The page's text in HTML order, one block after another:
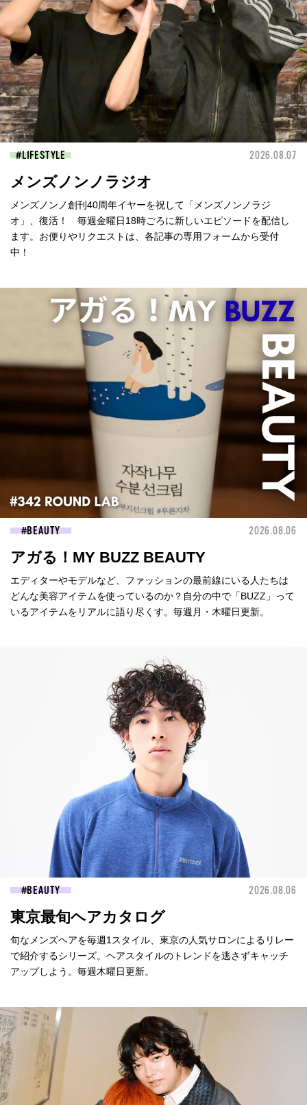
LIFESTYLE 2026.08.07
メンズノンノラジオ
メンズノンノ創刊40周年イヤーを祝して「メンズノンノラジ
オ」、復活！ 毎週金曜日18時ごろに新しいエピソードを配信し
ます。お便りやリクエストは、各記事の専用フォームから受付
中！
BEAUTY 2026.08.06
アガる！MY BUZZ BEAUTY
エディターやモデルなど、ファッションの最前線にいる人たちは
どんな美容アイテムを使っているのか？自分の中で「BUZZ」って
いるアイテムをリアルに語り尽くす。毎週月・木曜日更新。
BEAUTY 2026.08.06
東京最旬ヘアカタログ
旬なメンズヘアを毎週1スタイル、東京の人気サロンによるリレー
で紹介するシリーズ。ヘアスタイルのトレンドを逃さずキャッチ
アップしよう。毎週木曜日更新。